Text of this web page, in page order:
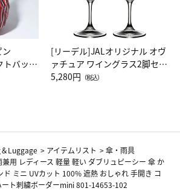
バッグ
LC）ス
[リーデル]JALオリジナル オヴ
ァチュア ワイングラス2脚セッ
ト（レッドワイン）
5,280円 （税込）
Luggage > アイテムリスト >傘・雨具
用 レディース 軽量 軽い ダブリュピーシー 傘 か
ド ミニ UVカット 100% 遮熱 おしゃれ 手開き コ
ート刺繍ボーダーmini 801-14653-102